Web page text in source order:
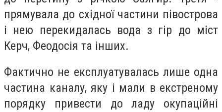
прямувала до східної частини півострова
і нею перекидалась вода з гір до міст
Керч, Феодосія та інших.
Фактично не експлуатувалась лише одна
частина каналу, яку і мали в екстреному
порядку привести до ладу окупаційні